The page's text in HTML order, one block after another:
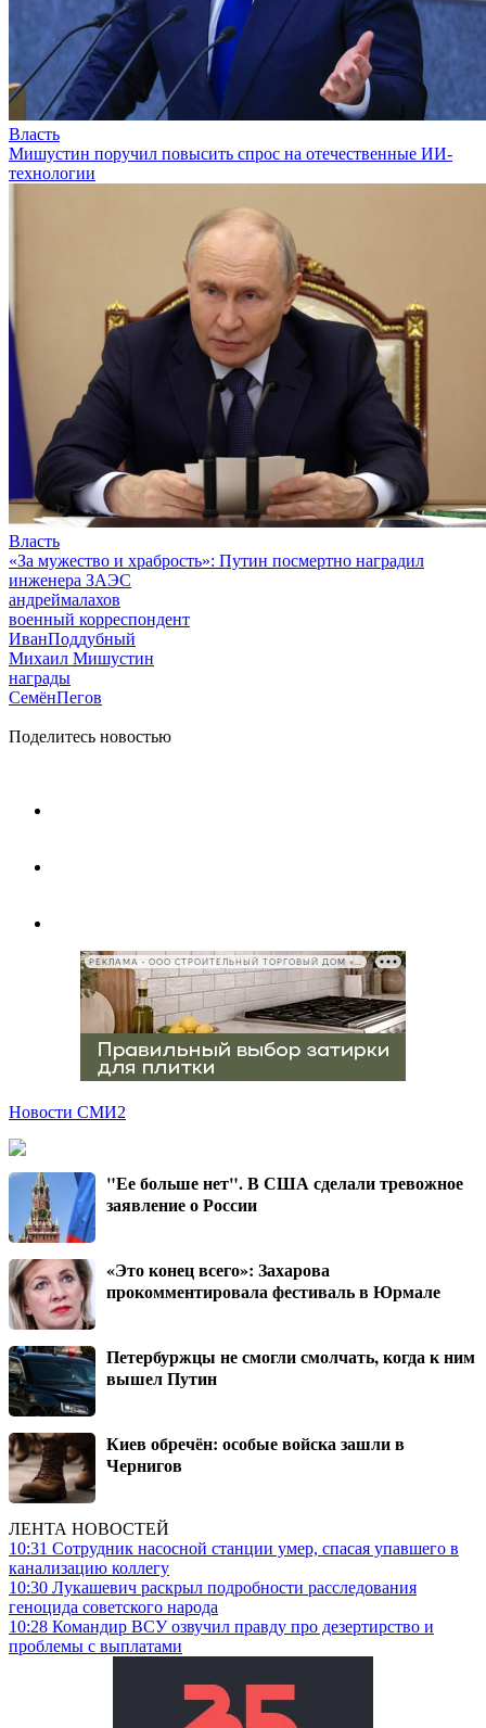
Власть
Мишустин поручил повысить спрос на отечественные ИИ-
технологии
Власть
«За мужество и храбрость»: Путин посмертно наградил
инженера ЗАЭС
андреймалахов
военный корреспондент
ИванПоддубный
Михаил Мишустин
награды
СемёнПегов
Поделитесь новостью
РЕКЛАМА • ООО СТРОИТЕЛЬНЫЙ ТОРГОВЫЙ ДОМ «ПЕТРОВИЧ», ИНН 7802348846
Новости СМИ2
"Ее больше нет". В США сделали тревожное
заявление о России
«Это конец всего»: Захарова
прокомментировала фестиваль в Юрмале
Петербуржцы не смогли смолчать, когда к ним
вышел Путин
Киев обречён: особые войска зашли в
Чернигов
ЛЕНТА НОВОСТЕЙ
10:31 Сотрудник насосной станции умер, спасая упавшего в
канализацию коллегу
10:30 Лукашевич раскрыл подробности расследования
геноцида советского народа
10:28 Командир ВСУ озвучил правду про дезертирство и
проблемы с выплатами